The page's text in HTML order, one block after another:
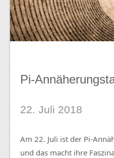
Pi-
22. Juli 2018
Am 22. Juli ist der Pi-
und das macht ihre